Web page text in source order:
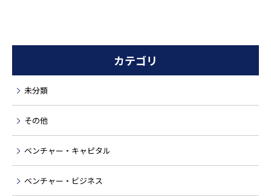
カテゴリ
未分類
その他
ベンチャー・キャピタル
ベンチャー・ビジネス